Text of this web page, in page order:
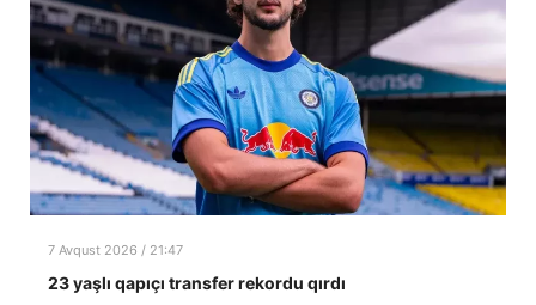
7 Avqust 2026 / 21:47
23 yaşlı qapıçı transfer rekordu qırdı